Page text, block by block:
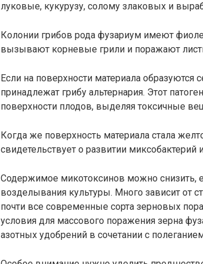
луковые, кукурузу, солому злаковых и
Колонии грибов рода фузариум имеют
вызывают корневые грили и поражают
Если на поверхности материала образуются
принадлежат грибу альтернария. Этот
поверхности плодов, выделяя токсичные
Когда же поверхность материала стала
свидетельствует о развитии миксобактерий
Содержимое микотоксинов можно снизить,
возделывания культуры. Много зависит от
почти все современные сорта зерновых
условия для массового поражения зерна
азотных удобрений в сочетании с